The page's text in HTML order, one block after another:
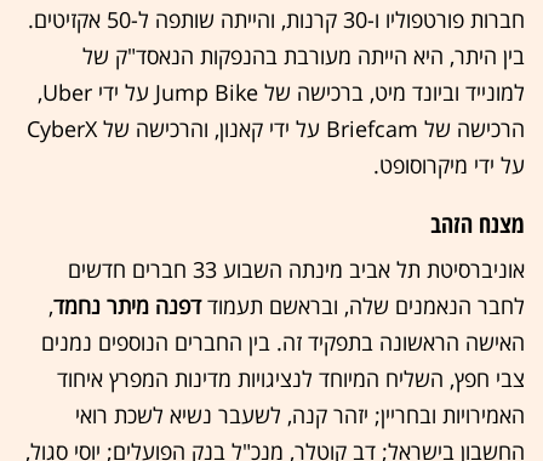
חברות פורטפוליו ו-30 קרנות, והייתה שותפה ל-50 אקזיטים.
בין היתר, היא הייתה מעורבת בהנפקות הנאסד"ק של
למונייד וביונד מיט, ברכישה של Jump Bike על ידי Uber,
הרכישה של Briefcam על ידי קאנון, והרכישה של CyberX
על ידי מיקרוסופט.
מצנח הזהב
אוניברסיטת תל אביב מינתה השבוע 33 חברים חדשים
לחבר הנאמנים שלה, ובראשם תעמודדפנה מיתר נחמד,
האישה הראשונה בתפקיד זה. בין החברים הנוספים נמנים
צבי חפץ, השליח המיוחד לנציגויות מדינות המפרץ איחוד
האמירויות ובחריין; יזהר קנה, לשעבר נשיא לשכת רואי
החשבון בישראל; דב קוטלר, מנכ"ל בנק הפועלים; יוסי סגול,